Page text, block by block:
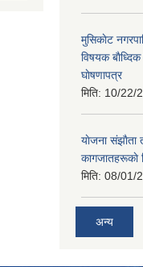
मुसिकाेट
विषयक
घाेषणापत्र
मिति: 10/22/
याेजना संझाैता
कागजातहरूकाे
मिति: 08/01/
अन्य